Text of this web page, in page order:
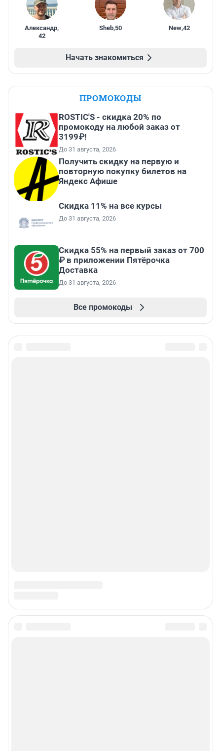
Александр,
42
Sheb,50 New,42
Начать знакомиться
ПРОМОКОДЫ
ROSTIC'S - скидка 20% по
промокоду на любой заказ от
3199₽!
До 31 августа, 2026
Получить скидку на первую и
повторную покупку билетов на
Яндекс Афише
Скидка 11% на все курсы
До 31 августа, 2026
Скидка 55% на первый заказ от 700
₽ в приложении Пятёрочка
Доставка
До 31 августа, 2026
Все промокоды